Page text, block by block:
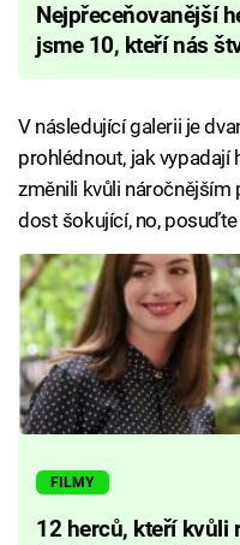
Nejpřeceňovanější
jsme 10, kteří nás
V následující galerii je
prohlédnout, jak vypadají
změnili kvůli náročnějším
dost šokující, no,
FILMY
12 herců, kteří kvůli